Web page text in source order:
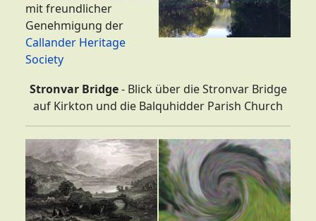
mit freundlicher
Genehmigung der
Callander Heritage
Society
Stronvar Bridge- Blick über die Stronvar Bridge
auf Kirkton und die Balquhidder Parish Church